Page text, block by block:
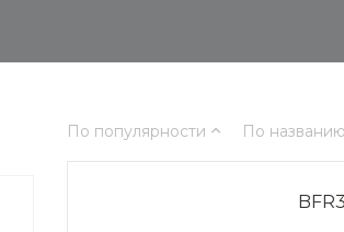
По популярности По названию